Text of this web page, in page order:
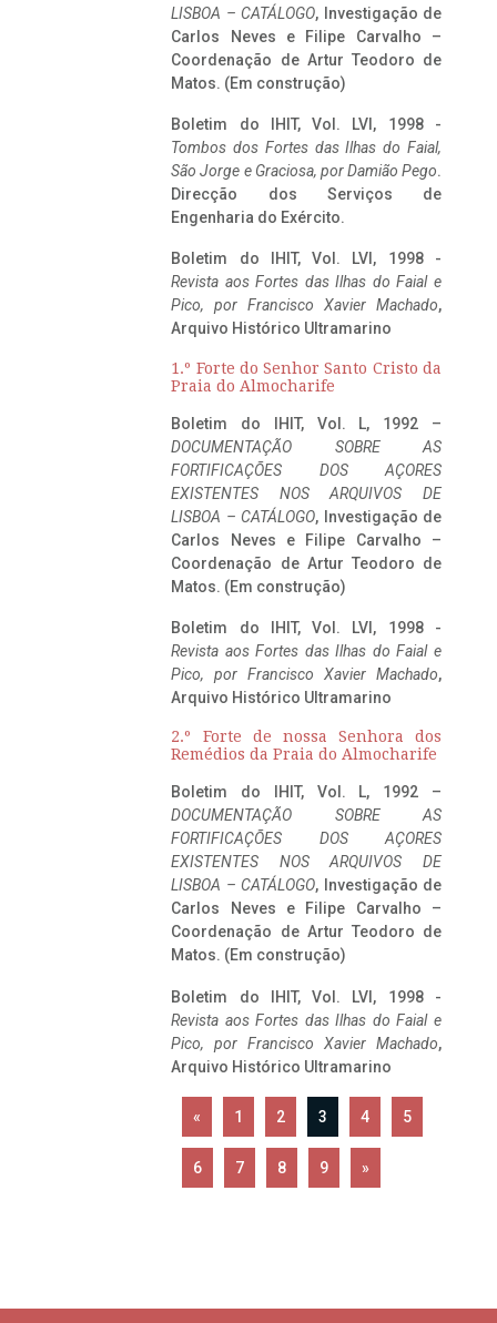
LISBOA – CATÁLOGO, Investigação de
Carlos Neves e Filipe Carvalho –
Coordenação de Artur Teodoro de
Matos. (Em construção)
Boletim do IHIT, Vol. LVI, 1998 -
Tombos dos Fortes das Ilhas do Faial,
São Jorge e Graciosa, por Damião Pego.
Direcção dos Serviços de
Engenharia do Exército.
Boletim do IHIT, Vol. LVI, 1998 -
Revista aos Fortes das Ilhas do Faial e
Pico, por Francisco Xavier Machado,
Arquivo Histórico Ultramarino
1.º Forte do Senhor Santo Cristo da
Praia do Almocharife
Boletim do IHIT, Vol. L, 1992 –
DOCUMENTAÇÃO SOBRE AS
FORTIFICAÇÕES DOS AÇORES
EXISTENTES NOS ARQUIVOS DE
LISBOA – CATÁLOGO, Investigação de
Carlos Neves e Filipe Carvalho –
Coordenação de Artur Teodoro de
Matos. (Em construção)
Boletim do IHIT, Vol. LVI, 1998 -
Revista aos Fortes das Ilhas do Faial e
Pico, por Francisco Xavier Machado,
Arquivo Histórico Ultramarino
2.º Forte de nossa Senhora dos
Remédios da Praia do Almocharife
Boletim do IHIT, Vol. L, 1992 –
DOCUMENTAÇÃO SOBRE AS
FORTIFICAÇÕES DOS AÇORES
EXISTENTES NOS ARQUIVOS DE
LISBOA – CATÁLOGO, Investigação de
Carlos Neves e Filipe Carvalho –
Coordenação de Artur Teodoro de
Matos. (Em construção)
Boletim do IHIT, Vol. LVI, 1998 -
Revista aos Fortes das Ilhas do Faial e
Pico, por Francisco Xavier Machado,
Arquivo Histórico Ultramarino
« 1 2 3 4 5
6 7 8 9 »